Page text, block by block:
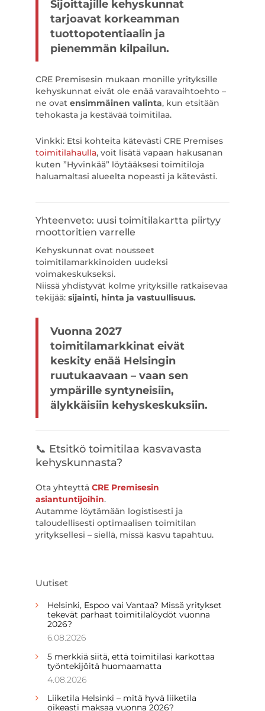
Sijoittajille kehyskunnat
tarjoavat korkeamman
tuottopotentiaalin ja
pienemmän kilpailun.
CRE Premisesin mukaan monille yrityksille
kehyskunnat eivät ole enää varavaihtoehto –
ne ovat ensimmäinen valinta, kun etsitään
tehokasta ja kestävää toimitilaa.
Vinkki: Etsi kohteita kätevästi CRE Premises
toimitilahaulla, voit lisätä vapaan hakusanan
kuten ”Hyvinkää” löytääksesi toimitiloja
haluamaltasi alueelta nopeasti ja kätevästi.
Yhteenveto: uusi toimitilakartta piirtyy
moottoritien varrelle
Kehyskunnat ovat nousseet
toimitilamarkkinoiden uudeksi
voimakeskukseksi.
Niissä yhdistyvät kolme yrityksille ratkaisevaa
tekijää: sijainti, hinta ja vastuullisuus.
Vuonna 2027
toimitilamarkkinat eivät
keskity enää Helsingin
ruutukaavaan – vaan sen
ympärille syntyneisiin,
älykkäisiin kehyskeskuksiin.
📞 Etsitkö toimitilaa kasvavasta
kehyskunnasta?
Ota yhteyttä CRE Premisesin
asiantuntijoihin.
Autamme löytämään logistisesti ja
taloudellisesti optimaalisen toimitilan
yrityksellesi – siellä, missä kasvu tapahtuu.
Uutiset
Helsinki, Espoo vai Vantaa? Missä yritykset
tekevät parhaat toimitilalöydöt vuonna
2026?
6.08.2026
5 merkkiä siitä, että toimitilasi karkottaa
työntekijöitä huomaamatta
4.08.2026
Liiketila Helsinki – mitä hyvä liiketila
oikeasti maksaa vuonna 2026?